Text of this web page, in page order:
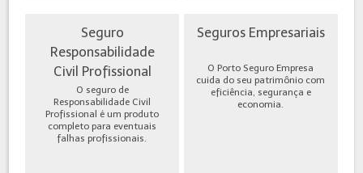
Seguro
Responsabilidade
Civil Profissional
O seguro de
Responsabilidade Civil
Profissional é um produto
completo para eventuais
falhas profissionais.
Seguros Empresariais
O Porto Seguro Empresa
cuida do seu patrimônio com
eficiência, segurança e
economia.